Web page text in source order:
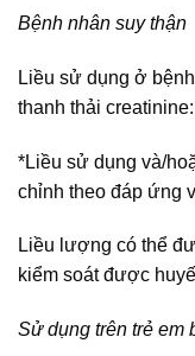
Bệnh nhân suy thận
Liều sử dụng ở
thanh thải creatinine:
*Liều sử dụng và/
chỉnh theo đáp ứng
Liều lượng có thể
kiểm soát được
Sử dụng trên trẻ em